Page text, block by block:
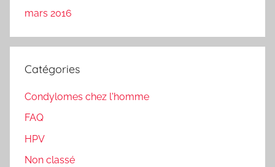
mars 2016
Catégories
Condylomes chez l'homme
FAQ
HPV
Non classé